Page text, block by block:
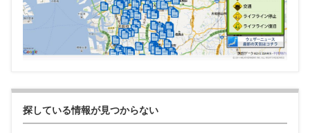
探している情報が見つからない